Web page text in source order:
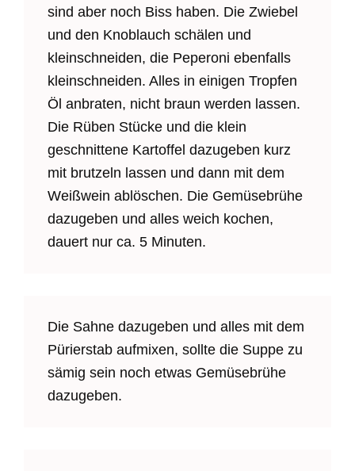
sind aber noch Biss haben. Die Zwiebel
und den Knoblauch schälen und
kleinschneiden, die Peperoni ebenfalls
kleinschneiden. Alles in einigen Tropfen
Öl anbraten, nicht braun werden lassen.
Die Rüben Stücke und die klein
geschnittene Kartoffel dazugeben kurz
mit brutzeln lassen und dann mit dem
Weißwein ablöschen. Die Gemüsebrühe
dazugeben und alles weich kochen,
dauert nur ca. 5 Minuten.
Die Sahne dazugeben und alles mit dem
Pürierstab aufmixen, sollte die Suppe zu
sämig sein noch etwas Gemüsebrühe
dazugeben.